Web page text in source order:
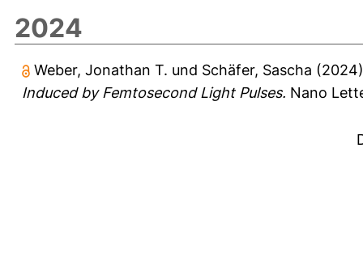
2024
Weber, Jonathan T. und Schäfer, Sascha
Induced by Femtosecond Light Pulses. Nano